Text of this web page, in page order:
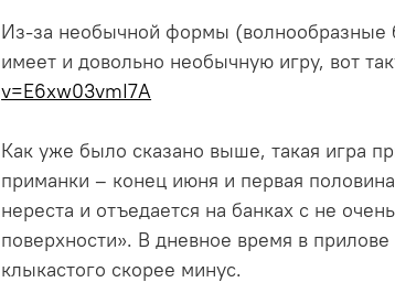
Из-за необычной формы (волнообразные
имеет и довольно необычную игру, вот
v=E6xw03vmI7A
Как уже было сказано выше, такая игра
приманки – конец июня и первая
нереста и отъедается на банках с не
поверхности». В дневное время в
клыкастого скорее минус.